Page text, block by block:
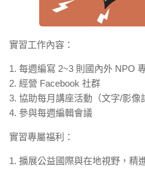
實習工作內容：
1. 每週編寫 2~3 則國內外 NPO
2. 經營 Facebook 社群
3. 協助每月講座活動（文字/影像
4. 參與每週編輯會議
實習專屬福利：
1. 擴展公益國際與在地視野，精